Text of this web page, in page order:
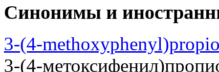
Синонимы и
3-(4-
3-(4-